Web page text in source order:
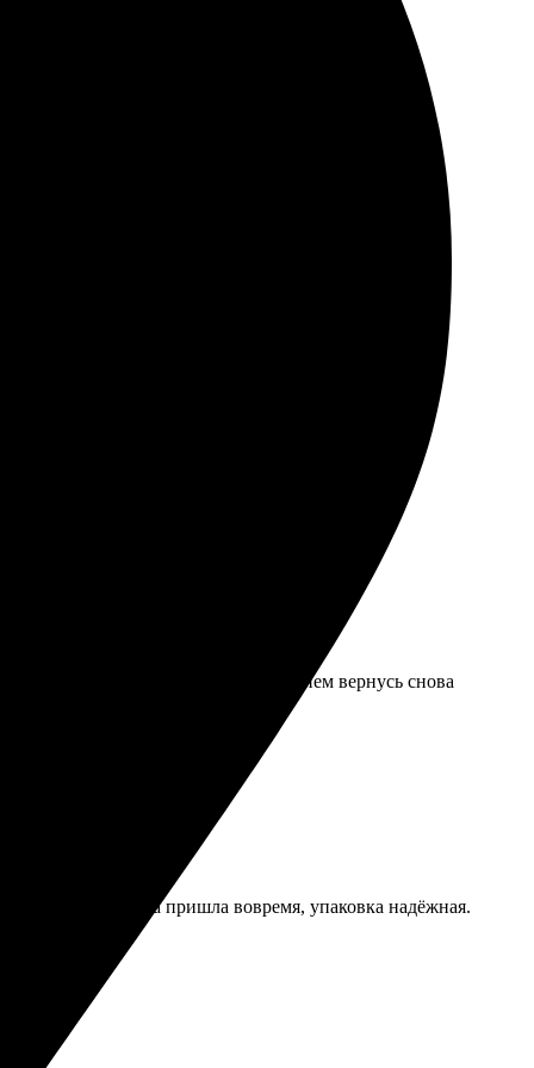
аккуратно, цвета яркие. Обязательно закажу
а результат превзошёл ожидания. После
Качество печати на высоте, цвета яркие и
и выразительным. С удовольствием вернусь снова
Доставка пришла вовремя, упаковка надёжная.